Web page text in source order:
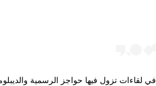
في لقاءات تزول فيها حواجز الرسمية